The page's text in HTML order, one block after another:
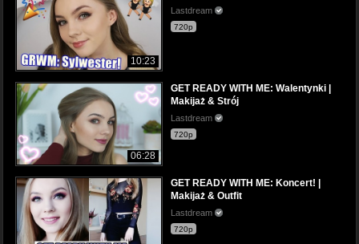
10:23
Lastdream
720p
06:28
GET READY WITH ME: Walentynki |
Makijaż & Strój
Lastdream
720p
GET READY WITH ME: Koncert! |
Makijaż & Outfit
Lastdream
720p